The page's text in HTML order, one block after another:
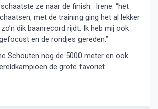
ze naar de finish. Irene: “het
met de training ging het al lekker
dik baanrecord rijdt. Ik heb mij ook
en de rondjes gereden.”
Schouten nog de 5000 meter en ook
de grote favoriet..